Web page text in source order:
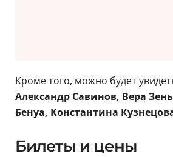
Кроме того, можно будет
Александр Савинов, Вера
Бенуа, Константина
Билеты и цены